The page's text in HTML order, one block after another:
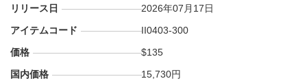
リリース日
2026年07月17日
アイテムコード
II0403-300
価格
$135
国内価格
15,730円